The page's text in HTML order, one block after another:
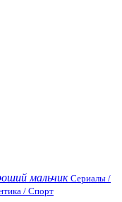
мальчик Сериалы /
/ Спорт